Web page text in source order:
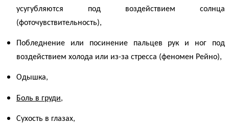
усугубляются под воздействием солнца
(фоточувствительность),
Побледнение или посинение пальцев рук и ног под
воздействием холода или из-за стресса (феномен Рейно),
Одышка,
Боль в груди,
Сухость в глазах,